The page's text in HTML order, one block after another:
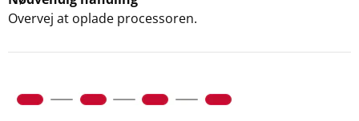
Overvej at oplade processoren.